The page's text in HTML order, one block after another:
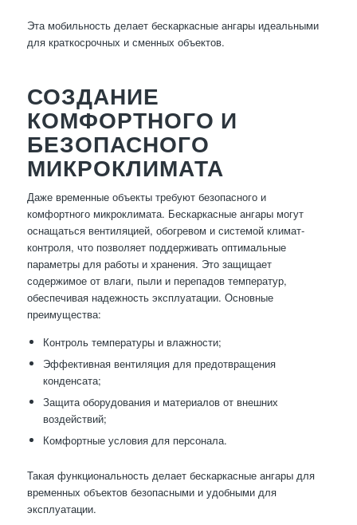
Эта мобильность делает бескаркасные ангары идеальными
для краткосрочных и сменных объектов.
СОЗДАНИЕ
КОМФОРТНОГО И
БЕЗОПАСНОГО
МИКРОКЛИМАТА
Даже временные объекты требуют безопасного и
комфортного микроклимата. Бескаркасные ангары могут
оснащаться вентиляцией, обогревом и системой климат-
контроля, что позволяет поддерживать оптимальные
параметры для работы и хранения. Это защищает
содержимое от влаги, пыли и перепадов температур,
обеспечивая надежность эксплуатации. Основные
преимущества:
Контроль температуры и влажности;
Эффективная вентиляция для предотвращения
конденсата;
Защита оборудования и материалов от внешних
воздействий;
Комфортные условия для персонала.
Такая функциональность делает бескаркасные ангары для
временных объектов безопасными и удобными для
эксплуатации.